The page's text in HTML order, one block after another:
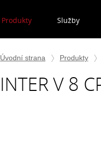
Produkty Služby
Úvodní strana Produkty
INTER V 8